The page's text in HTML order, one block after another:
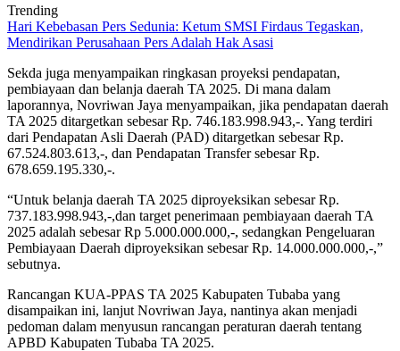
Trending
Hari Kebebasan Pers Sedunia: Ketum SMSI Firdaus Tegaskan,
Mendirikan Perusahaan Pers Adalah Hak Asasi
Sekda juga menyampaikan ringkasan proyeksi pendapatan,
pembiayaan dan belanja daerah TA 2025. Di mana dalam
laporannya, Novriwan Jaya menyampaikan, jika pendapatan daerah
TA 2025 ditargetkan sebesar Rp. 746.183.998.943,-. Yang terdiri
dari Pendapatan Asli Daerah (PAD) ditargetkan sebesar Rp.
67.524.803.613,-, dan Pendapatan Transfer sebesar Rp.
678.659.195.330,-.
“Untuk belanja daerah TA 2025 diproyeksikan sebesar Rp.
737.183.998.943,-,dan target penerimaan pembiayaan daerah TA
2025 adalah sebesar Rp 5.000.000.000,-, sedangkan Pengeluaran
Pembiayaan Daerah diproyeksikan sebesar Rp. 14.000.000.000,-,”
sebutnya.
Rancangan KUA-PPAS TA 2025 Kabupaten Tubaba yang
disampaikan ini, lanjut Novriwan Jaya, nantinya akan menjadi
pedoman dalam menyusun rancangan peraturan daerah tentang
APBD Kabupaten Tubaba TA 2025.